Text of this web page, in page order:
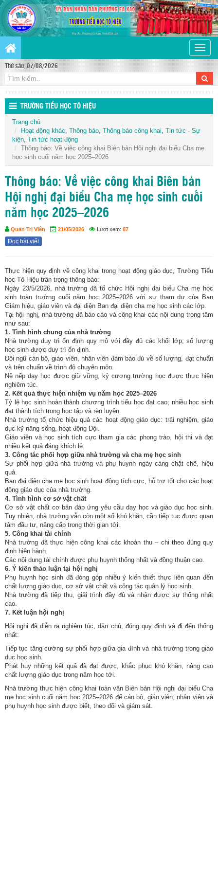
Toggle
Thứ sáu, 07/08/2026
TRƯỜNG TIỂU HỌC TÔ HIỆU
Trang chủ
Hoạt động khác Thông báo Thông báo công khai Tin tức - Sự
kiện Tin tức hoạt động
Thông báo: Về việc công khai Biên bản Hội nghị đại biểu Cha mẹ
học sinh cuối năm học 2025–2026
Thông báo: Về việc công khai Biên bản
Hội nghị đại biểu Cha mẹ học sinh cuối
năm học 2025–2026
Quản Trị Viên 21/05/2026 Lượt xem: 87
Đọc bài viết
Thực hiện quy định về công khai trong hoạt động giáo dục, Trường Tiểu
học Tô Hiệu trân trọng thông báo:
Ngày 23/5/2026, nhà trường đã tổ chức Hội nghị đại biểu Cha mẹ học
sinh toàn trường cuối năm học 2025–2026 với sự tham dự của Ban
Giám hiệu, giáo viên và đại diện Ban đại diện cha mẹ học sinh các lớp.
Tại hội nghị, nhà trường đã báo cáo và công khai các nội dung trọng tâm
như sau:
1. Tình hình chung của nhà trường
Nhà trường duy trì ổn định quy mô với đầy đủ các khối lớp; số lượng
học sinh được duy trì ổn định.
Đội ngũ cán bộ, giáo viên, nhân viên đảm bảo đủ về số lượng, đạt chuẩn
và trên chuẩn về trình độ chuyên môn.
Nề nếp dạy học được giữ vững, kỷ cương trường học được thực hiện
nghiêm túc.
2. Kết quả thực hiện nhiệm vụ năm học 2025–2026
Tỷ lệ học sinh hoàn thành chương trình tiểu học đạt cao; nhiều học sinh
đạt thành tích trong học tập và rèn luyện.
Nhà trường tổ chức hiệu quả các hoạt động giáo dục: trải nghiệm, giáo
dục kỹ năng sống, hoạt động Đội.
Giáo viên và học sinh tích cực tham gia các phong trào, hội thi và đạt
nhiều kết quả đáng khích lệ.
3. Công tác phối hợp giữa nhà trường và cha mẹ học sinh
Sự phối hợp giữa nhà trường và phụ huynh ngày càng chặt chẽ, hiệu
quả.
Ban đại diện cha mẹ học sinh hoạt động tích cực, hỗ trợ tốt cho các hoạt
động giáo dục của nhà trường.
4. Tình hình cơ sở vật chất
Cơ sở vật chất cơ bản đáp ứng yêu cầu dạy học và giáo dục học sinh.
Tuy nhiên, nhà trường vẫn còn một số khó khăn, cần tiếp tục được quan
tâm đầu tư, nâng cấp trong thời gian tới.
5. Công khai tài chính
Nhà trường đã thực hiện công khai các khoản thu – chi theo đúng quy
định hiện hành.
Các nội dung tài chính được phụ huynh thống nhất và đồng thuận cao.
6. Ý kiến thảo luận tại hội nghị
Phụ huynh học sinh đã đóng góp nhiều ý kiến thiết thực liên quan đến
chất lượng giáo dục, cơ sở vật chất và công tác quản lý học sinh.
Nhà trường đã tiếp thu, giải trình đầy đủ và nhận được sự thống nhất
cao.
7. Kết luận hội nghị
Hội nghị đã diễn ra nghiêm túc, dân chủ, đúng quy định và đi đến thống
nhất:
Tiếp tục tăng cường sự phối hợp giữa gia đình và nhà trường trong giáo
dục học sinh.
Phát huy những kết quả đã đạt được, khắc phục khó khăn, nâng cao
chất lượng giáo dục trong năm học tới.
Nhà trường thực hiện công khai toàn văn Biên bản Hội nghị đại biểu Cha
mẹ học sinh cuối năm học 2025–2026 để cán bộ, giáo viên, nhân viên và
phụ huynh học sinh được biết, theo dõi và giám sát.